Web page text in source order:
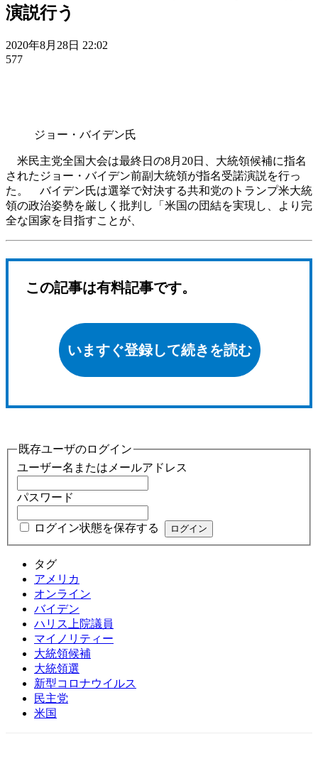
演説行う
2020年8月28日 22:02
577
ジョー・バイデン氏
米民主党全国大会は最終日の8月20日、大統領候補に指名
されたジョー・バイデン前副大統領が指名受諾演説を行っ
た。 バイデン氏は選挙で対決する共和党のトランプ米大統
領の政治姿勢を厳しく批判し「米国の団結を実現し、より完
全な国家を目指すことが、
この記事は有料記事です。
いますぐ登録して続きを読む
既存ユーザのログイン
ユーザー名またはメールアドレス
パスワード
ログイン状態を保存する
タグ
アメリカ
オンライン
バイデン
ハリス上院議員
マイノリティー
大統領候補
大統領選
新型コロナウイルス
民主党
米国